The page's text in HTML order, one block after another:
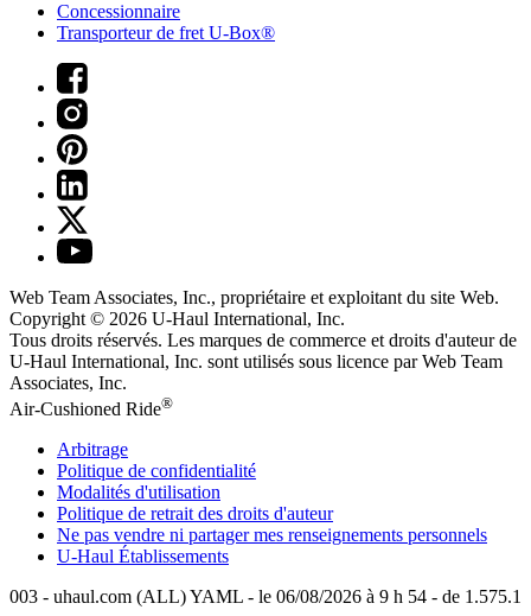
Concessionnaire
Transporteur de fret U-Box®
Web Team Associates, Inc., propriétaire et exploitant du site Web.
Copyright © 2026 U-Haul International, Inc.
Tous droits réservés. Les marques de commerce et droits d'auteur de
U-Haul International, Inc. sont utilisés sous licence par Web Team
Associates, Inc.
Air-Cushioned Ride®
Arbitrage
Politique de confidentialité
Modalités d'utilisation
Politique de retrait des droits d'auteur
Ne pas vendre ni partager mes renseignements personnels
U-Haul Établissements
003 - uhaul.com (ALL) YAML - le 06/08/2026 à 9 h 54 - de 1.575.1